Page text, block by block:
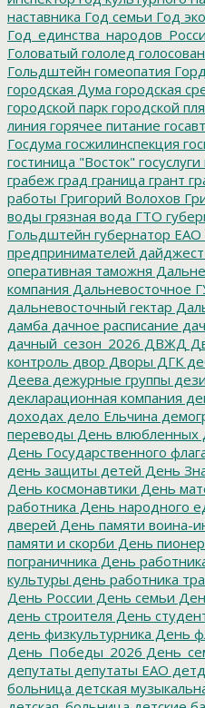
наставника Год семьи Год
Головатый гололед
Гольдштейн гомеопатия
городская Дума городская
городской парк городской
линия горячее питание
Госдума госжилинспекция
гостиница "Восток" госуслуги
грабеж град граница грант
работы Григорий Волохов
воды грязная вода ГТО
Гольдштейн губернатор ЕАО
предпринимателей дайджест
оперативная таможня
компания Дальневосточное
дальневосточный гектар
дамба дачное расписание
дачный_сезон_2026 ДВЖД
контроль двор Дворы ДГК
Деева дежурные группы
декларационная компания
доходах дело Ельчина
переводы День влюбленных
День Государственного
день защиты детей День
День космонавтики День
работника День народного
дверей День памяти воина-
памяти и скорби День
пограничника День
культуры день работника
День России День семьи
день строителя День
день физкультурника День
День_Победы_2026
депутаты депутаты ЕАО
больница детская